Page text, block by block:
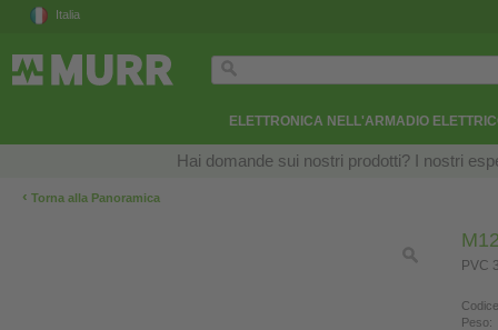
Italia
ELETTRONICA NELL'ARMADIO
Hai domande sui nostri prodotti? I nostri
‹ Torna alla Panoramica
PVC
Peso: